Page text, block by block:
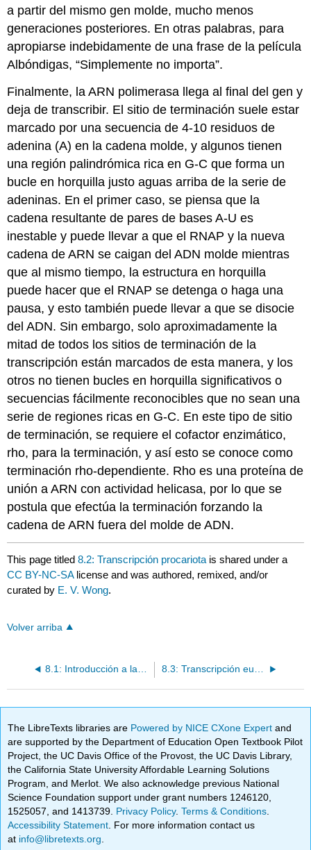
a partir del mismo gen molde, mucho menos
generaciones posteriores. En otras palabras, para
apropiarse indebidamente de una frase de la película
Albóndigas, “Simplemente no importa”.
Finalmente, la ARN polimerasa llega al final del gen y
deja de transcribir. El sitio de terminación suele estar
marcado por una secuencia de 4-10 residuos de
adenina (A) en la cadena molde, y algunos tienen
una región palindrómica rica en G-C que forma un
bucle en horquilla justo aguas arriba de la serie de
adeninas. En el primer caso, se piensa que la
cadena resultante de pares de bases A-U es
inestable y puede llevar a que el RNAP y la nueva
cadena de ARN se caigan del ADN molde mientras
que al mismo tiempo, la estructura en horquilla
puede hacer que el RNAP se detenga o haga una
pausa, y esto también puede llevar a que se disocie
del ADN. Sin embargo, solo aproximadamente la
mitad de todos los sitios de terminación de la
transcripción están marcados de esta manera, y los
otros no tienen bucles en horquilla significativos o
secuencias fácilmente reconocibles que no sean una
serie de regiones ricas en G-C. En este tipo de sitio
de terminación, se requiere el cofactor enzimático,
rho, para la terminación, y así esto se conoce como
terminación rho-dependiente. Rho es una proteína de
unión a ARN con actividad helicasa, por lo que se
postula que efectúa la terminación forzando la
cadena de ARN fuera del molde de ADN.
This page titled8.2: Transcripción procariota is shared under a
CC BY-NC-SA license and was authored, remixed, and/or
curated by E. V. Wong.
Volver arriba
8.1: Introducción a la Transcripción 8.3: Transcripción eucariota
The LibreTexts libraries are Powered by NICE CXone Expertand
are supported by the Department of Education Open Textbook Pilot
Project, the UC Davis Office of the Provost, the UC Davis Library,
the California State University Affordable Learning Solutions
Program, and Merlot. We also acknowledge previous National
Science Foundation support under grant numbers 1246120,
1525057, and 1413739. Privacy Policy.Terms & Conditions
Accessibility Statement . For more information contact us
at info@libretexts.org